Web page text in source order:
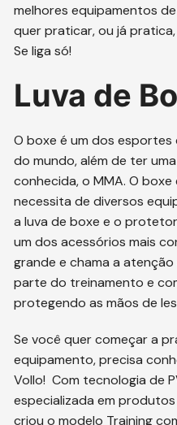
melhores equipamentos
quer praticar, ou já
Se liga só!
Luva de
O boxe é um dos
do mundo, além de ter
conhecida, o MMA. O
necessita de diversos
a luva de boxe e o
um dos acessórios mais
grande e chama a
parte do treinamento e
protegendo as mãos de
Se você quer começar a
equipamento, precisa
Vollo! Com tecnologia de
especializada em
criou o modelo Training